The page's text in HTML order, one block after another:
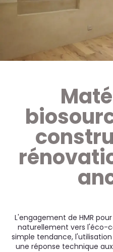
L'engagement de HMR
naturellement vers l'éco-
simple tendance,
une réponse technique